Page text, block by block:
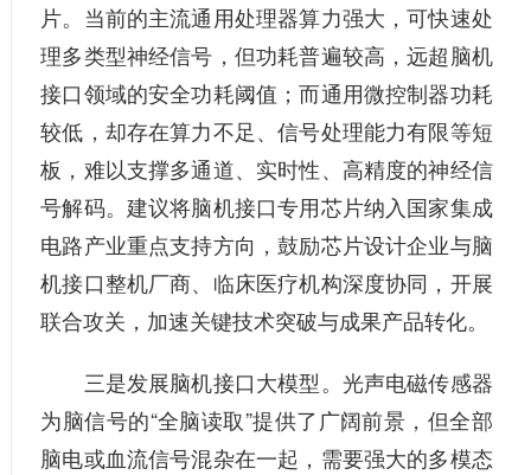
片。当前的主流通用处理器算力强大，可快速处
理多类型神经信号，但功耗普遍较高，远超脑机
接口领域的安全功耗阈值；而通用微控制器功耗
较低，却存在算力不足、信号处理能力有限等短
板，难以支撑多通道、实时性、高精度的神经信
号解码。建议将脑机接口专用芯片纳入国家集成
电路产业重点支持方向，鼓励芯片设计企业与脑
机接口整机厂商、临床医疗机构深度协同，开展
联合攻关，加速关键技术突破与成果产品转化。
三是发展脑机接口大模型。光声电磁传感器
为脑信号的“全脑读取”提供了广阔前景，但全部
脑电或血流信号混杂在一起，需要强大的多模态